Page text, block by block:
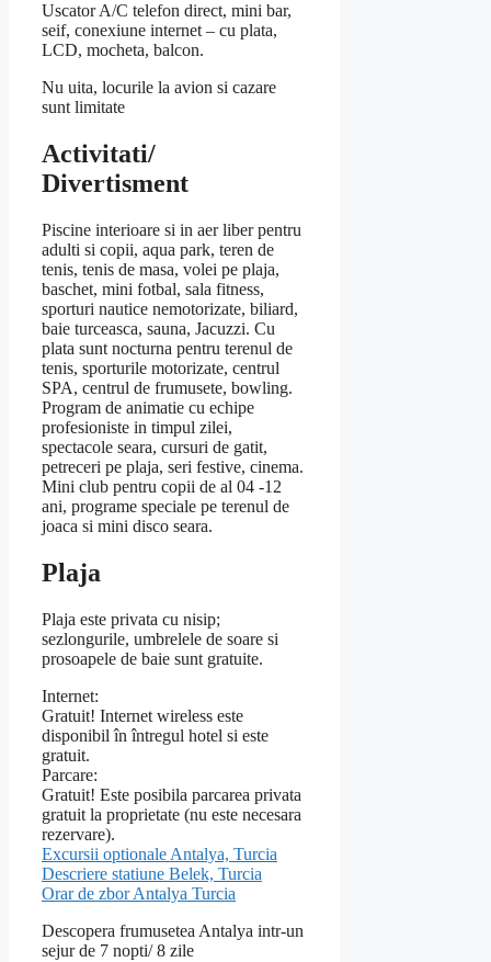
Uscator A/C telefon direct, mini bar,
seif, conexiune internet – cu plata,
LCD, mocheta, balcon.
Nu uita, locurile la avion si cazare
sunt limitate
Activitati/
Divertisment
Piscine interioare si in aer liber pentru
adulti si copii, aqua park, teren de
tenis, tenis de masa, volei pe plaja,
baschet, mini fotbal, sala fitness,
sporturi nautice nemotorizate, biliard,
baie turceasca, sauna, Jacuzzi. Cu
plata sunt nocturna pentru terenul de
tenis, sporturile motorizate, centrul
SPA, centrul de frumusete, bowling.
Program de animatie cu echipe
profesioniste in timpul zilei,
spectacole seara, cursuri de gatit,
petreceri pe plaja, seri festive, cinema.
Mini club pentru copii de al 04 -12
ani, programe speciale pe terenul de
joaca si mini disco seara.
Plaja
Plaja este privata cu nisip;
sezlongurile, umbrelele de soare si
prosoapele de baie sunt gratuite.
Internet:
Gratuit! Internet wireless este
disponibil în întregul hotel si este
gratuit.
Parcare:
Gratuit! Este posibila parcarea privata
gratuit la proprietate (nu este necesara
rezervare).
Excursii optionale Antalya, Turcia
Descriere statiune Belek, Turcia
Orar de zbor Antalya Turcia
Descopera frumusetea Antalya intr-un
sejur de 7 nopti/ 8 zile